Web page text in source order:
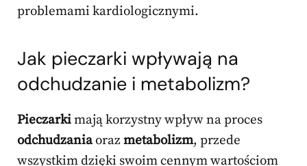
problemami kardiologicznymi.
Jak pieczarki wpływają na
odchudzanie i metabolizm?
Pieczarkimają korzystny wpływ na proces
odchudzaniaorazmetabolizm, przede
wszystkim dzięki swoim cennym wartościom